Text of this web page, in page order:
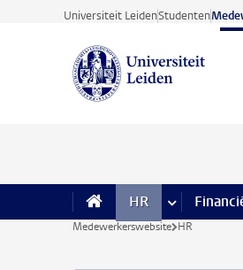
Ga direct naar de inhoud
Universiteit LeidenStudenten
HR meer HR
Medewerkerswebsite HR